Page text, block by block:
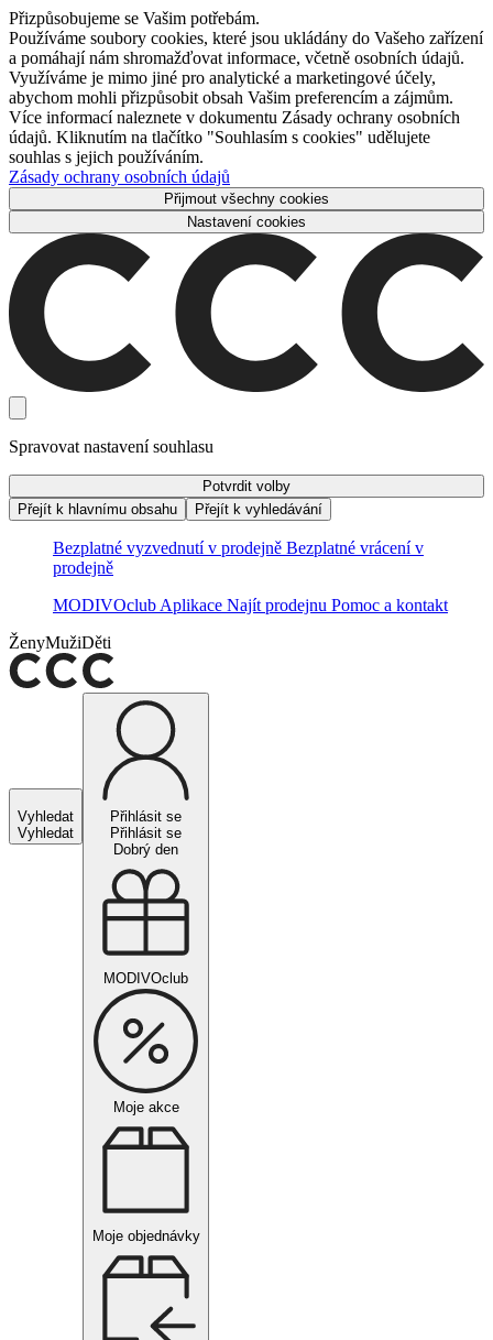
Přizpůsobujeme se Vašim potřebám.
Používáme soubory cookies, které jsou ukládány do Vašeho zařízení
a pomáhají nám shromažďovat informace, včetně osobních údajů.
Využíváme je mimo jiné pro analytické a marketingové účely,
abychom mohli přizpůsobit obsah Vašim preferencím a zájmům.
Více informací naleznete v dokumentu Zásady ochrany osobních
údajů. Kliknutím na tlačítko "Souhlasím s cookies" udělujete
souhlas s jejich používáním.
Zásady ochrany osobních údajů
Přijmout všechny cookies
Nastavení cookies
Spravovat nastavení souhlasu
Potvrdit volby
Přejít k hlavnímu obsahu
Přejít k vyhledávání
Bezplatné vyzvednutí v prodejně Bezplatné vrácení v
prodejně
MODIVOclub Aplikace Najít prodejnu Pomoc a kontakt
ŽenyMužiDěti
Vyhledat
Vyhledat
Přihlásit se
Přihlásit se
Dobrý den
MODIVOclub
Moje akce
Moje objednávky